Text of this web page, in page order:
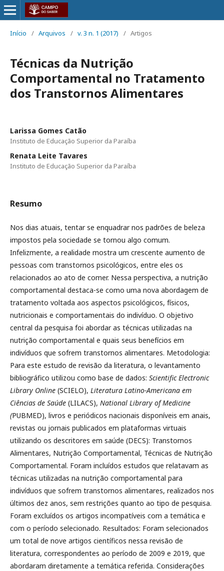
Início / Arquivos / v. 3 n. 1 (2017) / Artigos
Técnicas da Nutrição
Comportamental no Tratamento
dos Transtornos Alimentares
Larissa Gomes Catão
Instituto de Educação Superior da Paraíba
Renata Leite Tavares
Instituto de Educação Superior da Paraíba
Resumo
Nos dias atuais, tentar se enquadrar nos padrões de beleza
impostos pela sociedade se tornou algo comum.
Infelizmente, a realidade mostra um crescente aumento de
pessoas com transtornos psicológicos, entre eles os
relacionados ao ato de comer. Nessa perspectiva, a nutrição
comportamental destaca-se como uma nova abordagem de
tratamento voltada aos aspectos psicológicos, físicos,
nutricionais e comportamentais do indivíduo. O objetivo
central da pesquisa foi abordar as técnicas utilizadas na
nutrição comportamental e quais seus benefícios em
indivíduos que sofrem transtornos alimentares. Metodologia:
Para este estudo de revisão da literatura, o levantamento
bibliográfico utilizou como base de dados: Scientific Electronic
Library Online (SCIELO), Literatura Latino-Americana em
Ciências de Saúde (LILACS), National Library of Medicine
(PUBMED), livros e periódicos nacionais disponíveis em anais,
revistas ou jornais publicados em plataformas virtuais
utilizando os descritores em saúde (DECS): Transtornos
Alimentares, Nutrição Comportamental, Técnicas de Nutrição
Comportamental. Foram incluídos estudos que relatavam as
técnicas utilizadas na nutrição comportamental para
indivíduos que sofrem transtornos alimentares, realizados nos
últimos dez anos, sem restrições quanto ao tipo de pesquisa.
Foram excluídos os artigos incompatíveis com a temática e
com o período selecionado. Resultados: Foram selecionados
um total de nove artigos científicos nessa revisão de
literatura, correspondentes ao período de 2009 e 2019, que
abordaram diretamente a temática referida. Considerações